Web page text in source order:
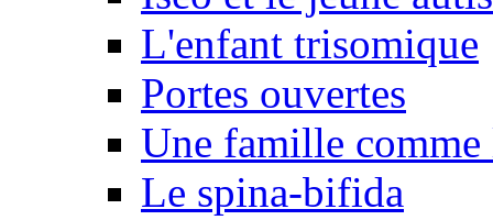
L'enfant trisomique
Portes ouvertes
Une famille comme
Le spina-bifida